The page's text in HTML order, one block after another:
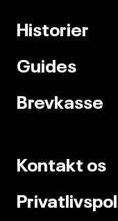
Historier
Guides
Brevkasse
Kontakt os